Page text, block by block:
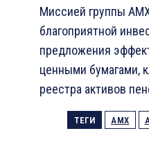
Миссией группы
благоприятной
предложения
ценными бумагами,
реестра активов
ТЕГИ AMX